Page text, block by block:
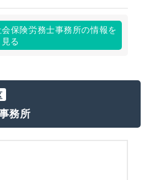
会保険労務士事務所の情報を
る
務所